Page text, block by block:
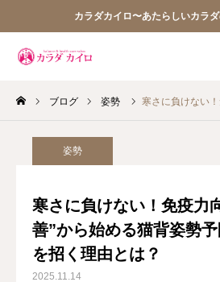
カラダカイロ〜あたらしいカラ
ブログ 姿勢 寒さに負けない！免疫力向上は“姿勢
姿勢
寒さに負けない！免疫力
善”から始める猫背姿勢
を招く理由とは？
2025.11.14
TEL
アクセス
当院の想い
お知らせ